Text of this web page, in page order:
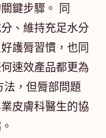
鍵步驟。 同
、維持充足水分
護脣習慣，也同
速效產品都更為
法，但脣部問題
皮膚科醫生的協